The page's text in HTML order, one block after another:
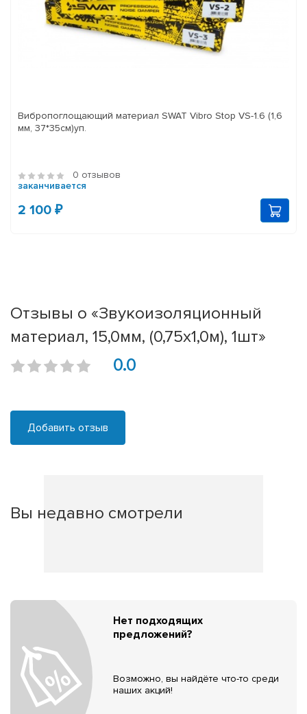
Вибропоглощающий материал SWAT Vibro Stop VS-1.6 (1,6
мм, 37*35см)уп.
0 отзывов
заканчивается
2 100 ₽
Отзывы о «Звукоизоляционный
материал, 15,0мм, (0,75х1,0м), 1шт»
0.0
Добавить отзыв
Вы недавно смотрели
Нет подходящих
предложений?
Возможно, вы найдёте что-то среди
наших акций!